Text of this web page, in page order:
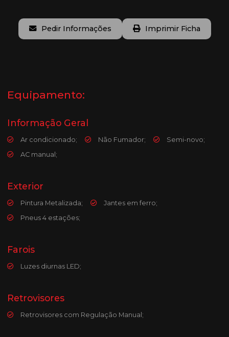
Pedir Informações Imprimir Ficha
Equipamento:
Informação Geral
Ar condicionado; Não Fumador;
Semi-novo;
AC manual;
Exterior
Pintura Metalizada;
Jantes em ferro;
Pneus 4 estações;
Farois
Luzes diurnas LED;
Retrovisores
Retrovisores com Regulação Manual;